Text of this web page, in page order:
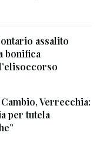
assalito
bonifica
Verrecchia:
per tutela